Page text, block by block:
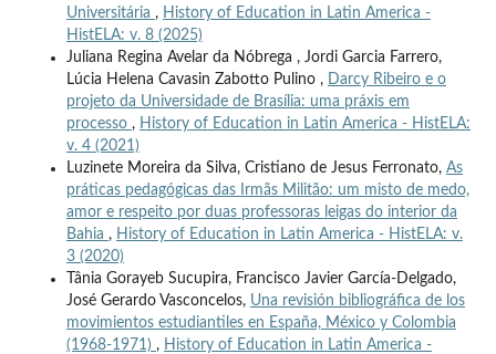
Universitária , History of Education in Latin America -
HistELA: v. 8 (2025)
Juliana Regina Avelar da Nóbrega , Jordi Garcia Farrero,
Lúcia Helena Cavasin Zabotto Pulino ,
Darcy Ribeiro e o
projeto da Universidade de Brasília: uma práxis em
processo , History of Education in Latin America - HistELA:
v. 4 (2021)
Luzinete Moreira da Silva, Cristiano de Jesus Ferronato, As
práticas pedagógicas das Irmãs Militão: um misto de medo,
amor e respeito por duas professoras leigas do interior da
Bahia , History of Education in Latin America - HistELA: v.
3 (2020)
Tânia Gorayeb Sucupira, Francisco Javier García-Delgado,
José Gerardo Vasconcelos, Una revisión bibliográfica de los
movimientos estudiantiles en España, México y Colombia
(1968-1971) , History of Education in Latin America -